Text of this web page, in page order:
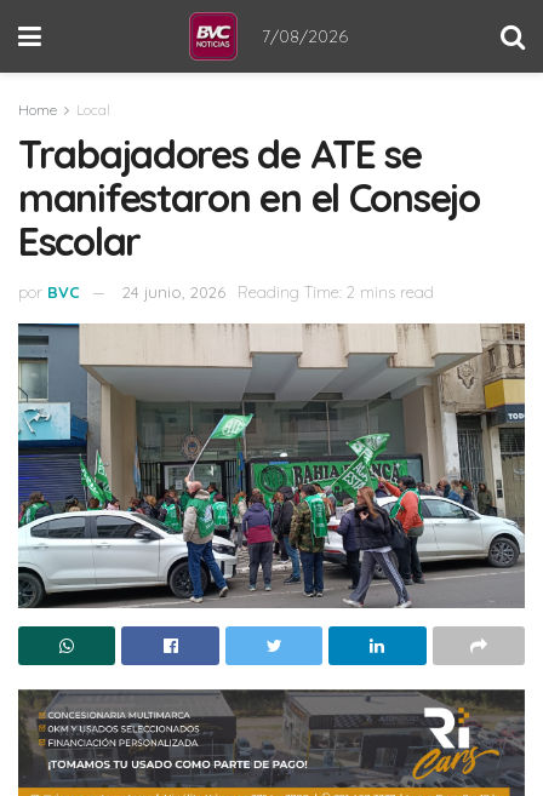
7/08/2026
Home Local
Trabajadores de ATE se
manifestaron en el Consejo
Escolar
por BVC 24 junio, 2026 Reading Time: 2 mins read